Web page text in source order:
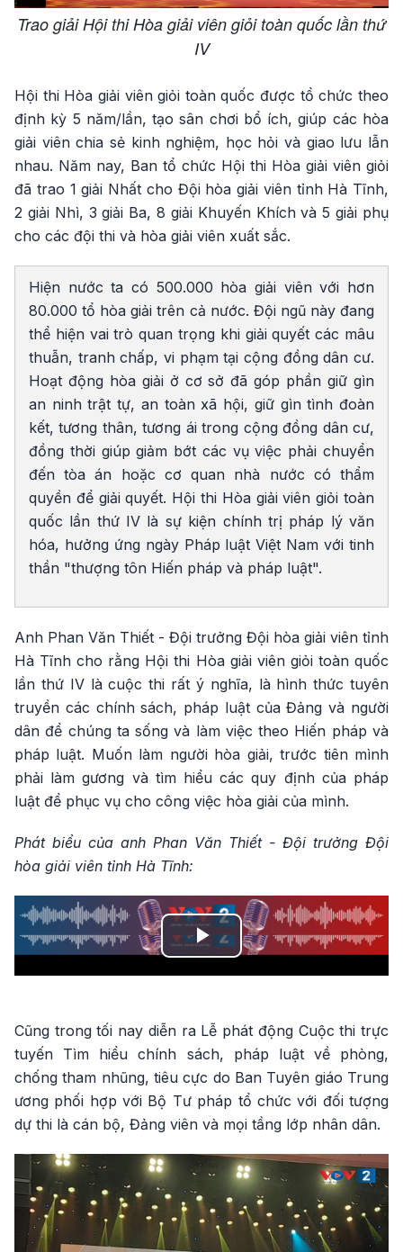
Trao giải Hội thi Hòa giải viên giỏi toàn quốc lần thứ
IV
Hội thi Hòa giải viên giỏi toàn quốc được tổ chức theo
định kỳ 5 năm/lần, tạo sân chơi bổ ích, giúp các hòa
giải viên chia sẻ kinh nghiệm, học hỏi và giao lưu lẫn
nhau. Năm nay, Ban tổ chức Hội thi Hòa giải viên giỏi
đã trao 1 giải Nhất cho Đội hòa giải viên tỉnh Hà Tĩnh,
2 giải Nhì, 3 giải Ba, 8 giải Khuyến Khích và 5 giải phụ
cho các đội thi và hòa giải viên xuất sắc.
Hiện nước ta có 500.000 hòa giải viên với hơn
80.000 tổ hòa giải trên cả nước. Đội ngũ này đang
thể hiện vai trò quan trọng khi giải quyết các mâu
thuẫn, tranh chấp, vi phạm tại cộng đồng dân cư.
Hoạt động hòa giải ở cơ sở đã góp phần giữ gìn
an ninh trật tự, an toàn xã hội, giữ gìn tình đoàn
kết, tương thân, tương ái trong cộng đồng dân cư,
đồng thời giúp giảm bớt các vụ việc phải chuyển
đến tòa án hoặc cơ quan nhà nước có thẩm
quyền để giải quyết. Hội thi Hòa giải viên giỏi toàn
quốc lần thứ IV là sự kiện chính trị pháp lý văn
hóa, hưởng ứng ngày Pháp luật Việt Nam với tinh
thần "thượng tôn Hiến pháp và pháp luật".
Anh Phan Văn Thiết - Đội trưởng Đội hòa giải viên tỉnh
Hà Tĩnh cho rằng Hội thi Hòa giải viên giỏi toàn quốc
lần thứ IV là cuộc thi rất ý nghĩa, là hình thức tuyên
truyền các chính sách, pháp luật của Đảng và người
dân để chúng ta sống và làm việc theo Hiến pháp và
pháp luật. Muốn làm người hòa giải, trước tiên mình
phải làm gương và tìm hiểu các quy định của pháp
luật để phục vụ cho công việc hòa giải của mình.
Phát biểu của anh Phan Văn Thiết - Đội trưởng Đội
hòa giải viên tỉnh Hà Tĩnh:
Play
Cũng trong tối nay diễn ra Lễ phát động Cuộc thi trực
tuyến Tìm hiểu chính sách, pháp luật về phòng,
chống tham nhũng, tiêu cực do Ban Tuyên giáo Trung
ương phối hợp với Bộ Tư pháp tổ chức với đối tượng
dự thi là cán bộ, Đảng viên và mọi tầng lớp nhân dân.